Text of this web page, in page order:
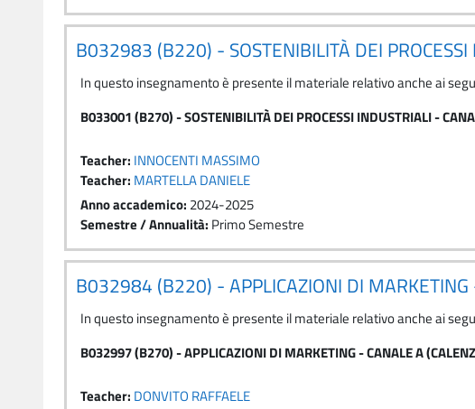
B032983 (B220) - SOSTENIBILITÀ DEI
In questo insegnamento è presente il materiale relativo anche ai
B033001 (B270) - SOSTENIBILITÀ DEI PROCESSI INDUSTRIALI -
Teacher: INNOCENTI MASSIMO
Teacher: MARTELLA DANIELE
Anno accademico: 2024-2025
Semestre / Annualità: Primo Semestre
B032984 (B220) - APPLICAZIONI DI
In questo insegnamento è presente il materiale relativo anche ai
B032997 (B270) - APPLICAZIONI DI MARKETING - CANALE A
Teacher: DONVITO RAFFAELE